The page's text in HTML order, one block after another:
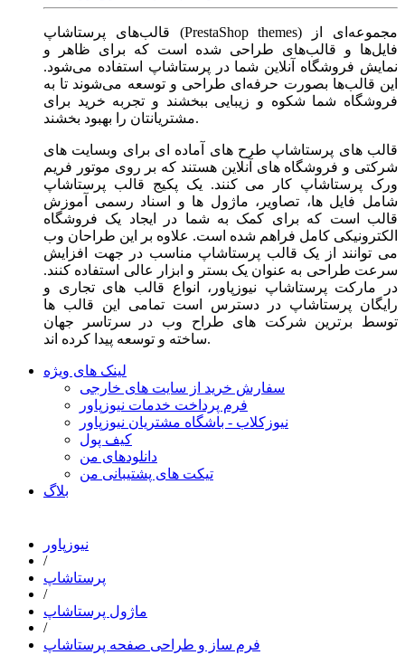
قالب‌های پرستاشاپ (PrestaShop themes) مجموعه‌ای از
فایل‌ها و قالب‌های طراحی شده است که برای ظاهر و
نمایش فروشگاه آنلاین شما در پرستاشاپ استفاده می‌شود.
این قالب‌ها بصورت حرفه‌ای طراحی و توسعه می‌شوند تا به
فروشگاه شما شکوه و زیبایی ببخشند و تجربه خرید برای
مشتریانتان را بهبود بخشند.
قالب های پرستاشاپ طرح های آماده ای برای وبسایت های
شرکتی و فروشگاه های آنلاین هستند که بر روی موتور فریم
ورک پرستاشاپ کار می کنند. یک پکیج قالب پرستاشاپ
شامل فایل ها، تصاویر، ماژول ها و اسناد رسمی آموزش
قالب است که برای کمک به شما در ایجاد یک فروشگاه
الکترونیکی کامل فراهم شده است. علاوه بر این طراحان وب
می توانند از یک قالب پرستاشاپ مناسب در جهت افزایش
سرعت طراحی به عنوان یک بستر و ابزار عالی استفاده کنند.
در مارکت پرستاشاپ نیوزپاور، انواع قالب های تجاری و
رایگان پرستاشاپ در دسترس است تمامی این قالب ها
توسط برترین شرکت های طراح وب در سرتاسر جهان
ساخته و توسعه پیدا کرده اند.
لینک های ویژه
سفارش خرید از سایت های خارجی
فرم پرداخت خدمات نیوزپاور
نیوزکلاب - باشگاه مشتریان نیوزپاور
کیف پول
دانلودهای من
تیکت های پشتیبانی من
بلاگ
نیوزپاور
/
پرستاشاپ
/
ماژول پرستاشاپ
/
فرم ساز و طراحی صفحه پرستاشاپ